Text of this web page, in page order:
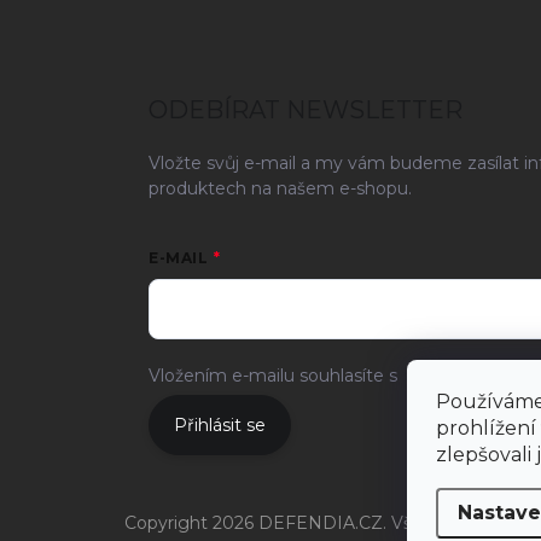
prohlížení
zlepšovali
Vložte svůj e-mail a my vám budeme zasílat
produktech na našem e-shopu.
E-MAIL
Vložením e-mailu souhlasíte s podmínkami
Přihlásit se
Copyright 2026 DEFENDIA.CZ. Všechna práva